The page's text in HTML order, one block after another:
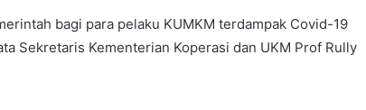
bagi para pelaku KUMKM terdampak Covid-19
Sekretaris Kementerian Koperasi dan UKM Prof Rully